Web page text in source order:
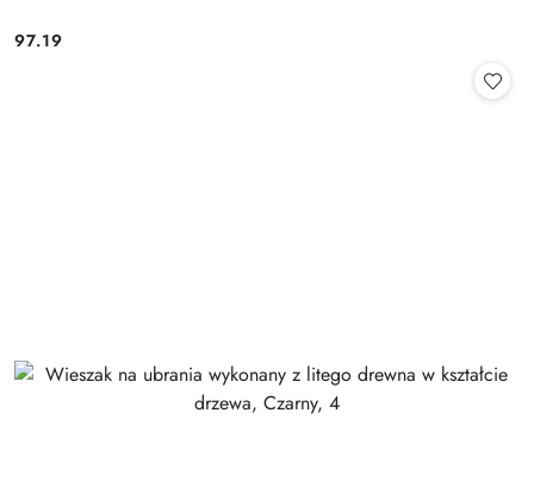
Cena:
97.19